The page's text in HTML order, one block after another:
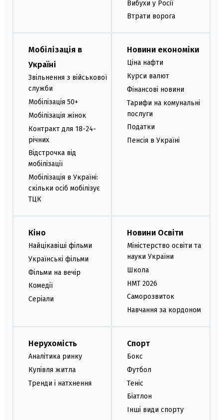
Вибухи у Росії
Втрати ворога
Мобілізація в
Україні
Звільнення з військової
служби
Мобілізація 50+
Мобілізація жінок
Контракт для 18-24-
річних
Відстрочка від
мобілізації
Мобілізація в Україні:
скільки осіб мобілізує
ТЦК
Новини економіки
Ціна нафти
Курси валют
Фінансові новини
Тарифи на комунальні
послуги
Податки
Пенсія в Україні
Кіно
Найцікавіші фільми
Українські фільми
Фільми на вечір
Комедії
Серіали
Новини Освіти
Міністерство освіти та
науки України
Школа
НМТ 2026
Саморозвиток
Навчання за кордоном
Нерухомість
Аналітика ринку
Купівля житла
Тренди і натхнення
Спорт
Бокс
Футбол
Теніс
Біатлон
Інші види спорту